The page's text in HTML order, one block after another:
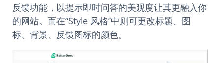
反馈功能，以提示即时问答的美观度让其更融入你
的网站。而在“Style 风格”中则可更改标题、图
标、背景、反馈图标的颜色。